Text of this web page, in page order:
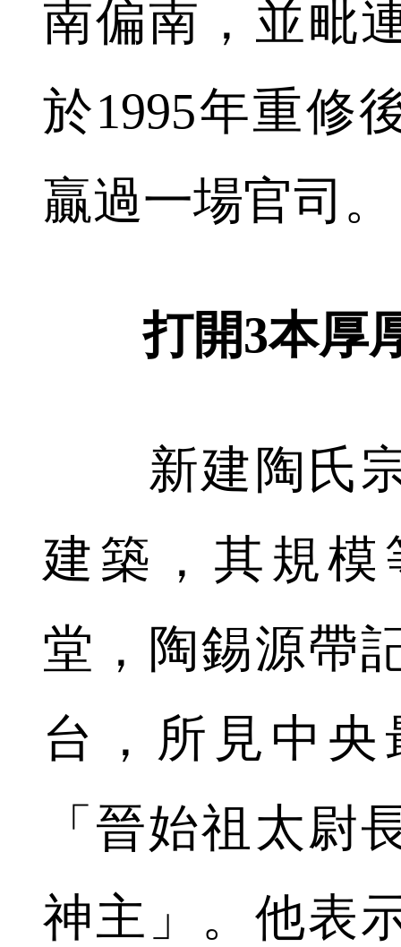
南偏南，並毗
於1995年重修
贏過一場官司。
打開3本厚
新建陶氏宗
建築，其規
堂，陶錫源帶
台，所見中
「晉始祖太尉
神主」。他表